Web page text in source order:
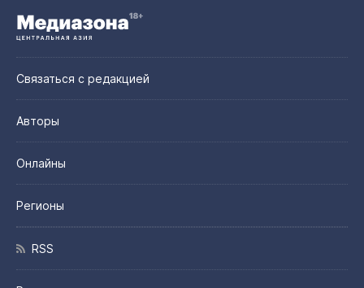
Связаться с редакцией
Авторы
Онлайны
Регионы
RSS